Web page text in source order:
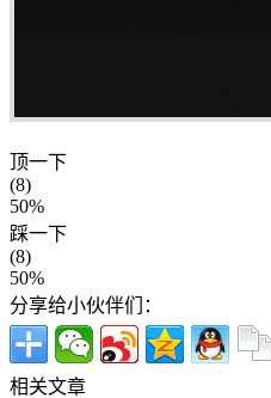
顶一下
(8)
50%
踩一下
(8)
50%
分享给小伙伴们：
相关文章